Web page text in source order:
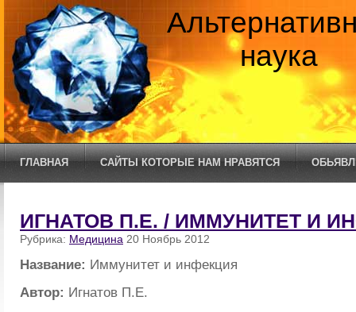
наука
ГЛАВНАЯ САЙТЫ КОТОРЫЕ НАМ НРАВЯТСЯ
ИГНАТОВ П.Е. / ИММУНИТЕТ И
Рубрика: Медицина 20 Ноябрь 2012
Название: Иммунитет и инфекция
Автор: Игнатов П.Е.